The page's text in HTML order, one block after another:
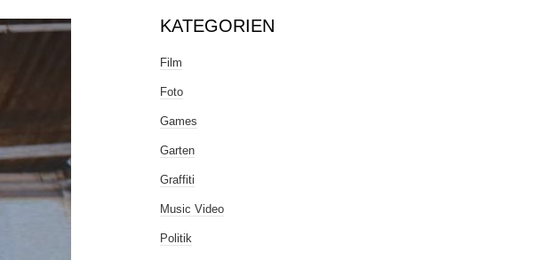
KATEGORIEN
Film
Foto
Games
Garten
Graffiti
Music Video
Politik